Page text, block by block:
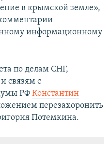
в крымской земле»,
информационному
по делам СНГ,
связям с
РФ Константин
перезахоронить
Потемкина.